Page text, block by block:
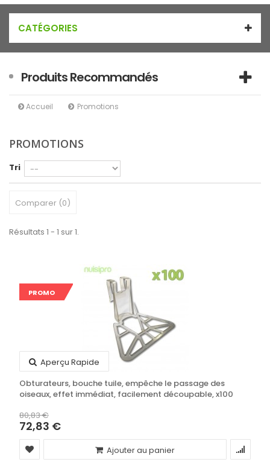
CATÉGORIES
Produits Recommandés
Accueil Promotions
PROMOTIONS
Tri
Comparer (0)
Résultats 1 - 1 sur 1.
PROMO
Aperçu Rapide
Obturateurs, bouche tuile, empêche le passage des
oiseaux, effet immédiat, facilement découpable, x100
80,83 €
72,83 €
Ajouter au panier